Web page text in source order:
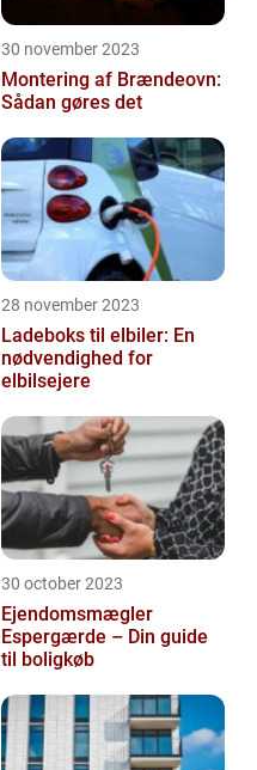
30 november 2023
Montering af Brændeovn:
Sådan gøres det
28 november 2023
Ladeboks til elbiler: En
nødvendighed for
elbilsejere
30 october 2023
Ejendomsmægler
Espergærde – Din guide
til boligkøb